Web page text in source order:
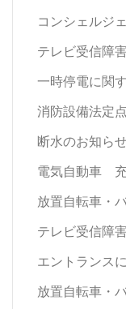
コンシェルジ
テレビ受信障
一時停電に関
消防設備法定
断水のお知ら
電気自動車
放置自転車・
テレビ受信障
エントランス
放置自転車・